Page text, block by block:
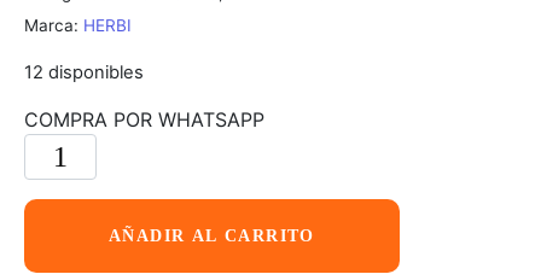
Marca: HERBI
12 disponibles
COMPRA POR WHATSAPP
AÑADIR AL CARRITO